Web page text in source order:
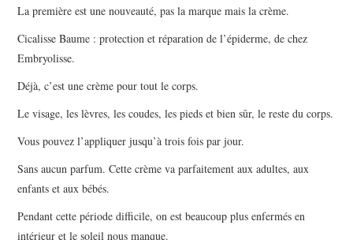
La première est une nouveauté, pas la marque mais la crème.
Cicalisse Baume : protection et réparation de l’épiderme, de chez
Embryolisse.
Déjà, c’est une crème pour tout le corps.
Le visage, les lèvres, les coudes, les pieds et bien sûr, le reste du corps.
Vous pouvez l’appliquer jusqu’à trois fois par jour.
Sans aucun parfum. Cette crème va parfaitement aux adultes, aux
enfants et aux bébés.
Pendant cette période difficile, on est beaucoup plus enfermés en
intérieur et le soleil nous manque.